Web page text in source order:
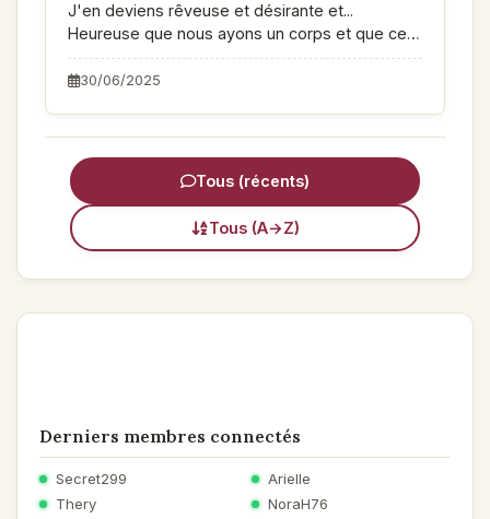
J'en deviens rêveuse et désirante et...
Heureuse que nous ayons un corps et que ce
corps oublié des fois vive. Mille douceurs,
Anne"
30/06/2025
Tous (récents)
Tous (A→Z)
Derniers membres connectés
Secret299
Arielle
Thery
NoraH76